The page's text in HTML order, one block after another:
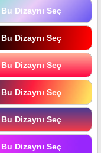
Bu Dizaynı Seç
Bu Dizaynı Seç
Bu Dizaynı Seç
Bu Dizaynı Seç
Bu Dizaynı Seç
Bu Dizaynı Seç